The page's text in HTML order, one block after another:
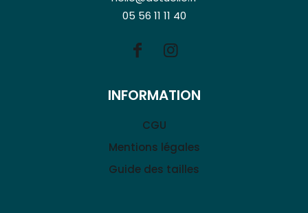
05 56 11 11 40
INFORMATION
CGU
Mentions légales
Guide des tailles